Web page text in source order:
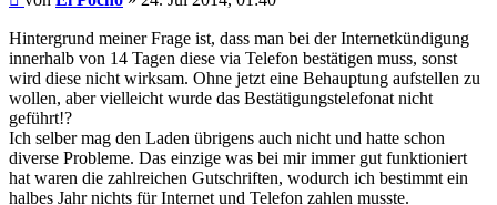
Hintergrund meiner Frage ist, dass man bei der Internetkündigung
innerhalb von 14 Tagen diese via Telefon bestätigen muss, sonst
wird diese nicht wirksam. Ohne jetzt eine Behauptung aufstellen zu
wollen, aber vielleicht wurde das Bestätigungstelefonat nicht
geführt!?
Ich selber mag den Laden übrigens auch nicht und hatte schon
diverse Probleme. Das einzige was bei mir immer gut funktioniert
hat waren die zahlreichen Gutschriften, wodurch ich bestimmt ein
halbes Jahr nichts für Internet und Telefon zahlen musste.